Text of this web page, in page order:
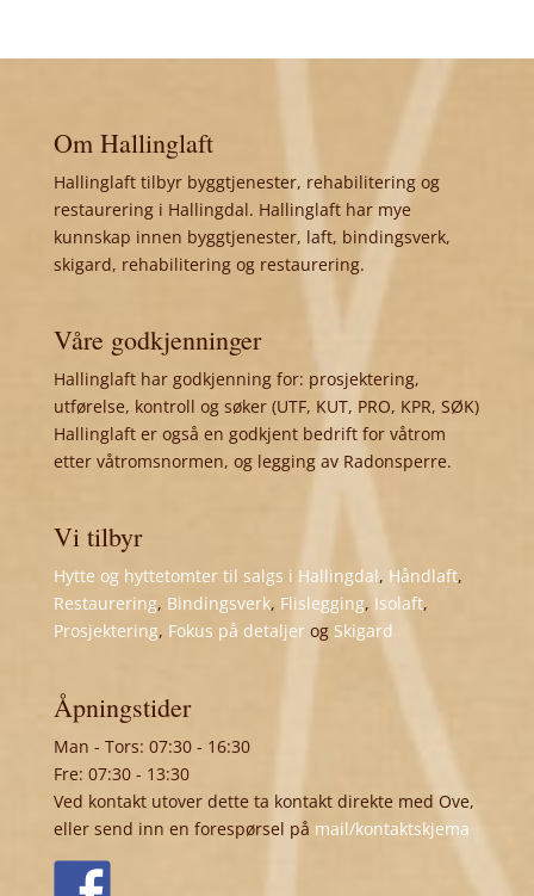
Om Hallinglaft
Hallinglaft tilbyr byggtjenester, rehabilitering og
restaurering i Hallingdal. Hallinglaft har mye
kunnskap innen byggtjenester, laft, bindingsverk,
skigard, rehabilitering og restaurering.
Våre godkjenninger
Hallinglaft har godkjenning for: prosjektering,
utførelse, kontroll og søker (UTF, KUT, PRO, KPR, SØK)
Hallinglaft er også en godkjent bedrift for våtrom
etter våtromsnormen, og legging av Radonsperre.
Vi tilbyr
Hytte og hyttetomter til salgs i Hallingdal, Håndlaft,
Restaurering, Bindingsverk, Flislegging, Isolaft,
Prosjektering, Fokus på detaljerog Skigard
Åpningstider
Man - Tors: 07:30 - 16:30
Fre: 07:30 - 13:30
Ved kontakt utover dette ta kontakt direkte med Ove,
eller send inn en forespørsel på mail/kontaktskjema